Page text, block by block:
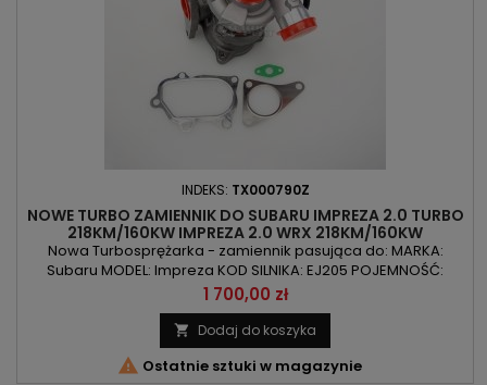
INDEKS: TX000790Z
NOWE TURBO ZAMIENNIK DO SUBARU IMPREZA 2.0 TURBO
218KM/160KW IMPREZA 2.0 WRX 218KM/160KW
225KM/165KW
Nowa Turbosprężarka - zamiennik pasująca do: MARKA:
Subaru MODEL: Impreza KOD SILNIKA: EJ205 POJEMNOŚĆ:
1994ccm 2.0 Turbo MOC: : 218KM/160kW | 225KM/165kW ROK
PRODUKCJI: Od 1998r
Cena
1 700,00 zł
 Dodaj do koszyka
 Ostatnie sztuki w magazynie